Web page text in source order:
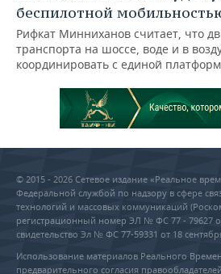
беспилотной
Рифкат Минниханов считает, что
транспорта на шоссе, воде и в
координировать с единой
© 2015 - 2026 Сетевое издание «Реальное
Федеральной службой по надзору в сфере
технологий и массовых коммуникаций
регистрационный номер ЭЛ № ФС 77 - 79627
свидетельство Эл № ФС 77-59331 от 18
Использование материалов Реального
предварительного согласия